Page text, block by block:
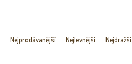
Nejprodávanější Nejlevnější Nejdražší